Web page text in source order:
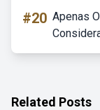
#20 Apenas
Related Posts